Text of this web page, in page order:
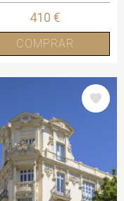
410 €
COMPRAR